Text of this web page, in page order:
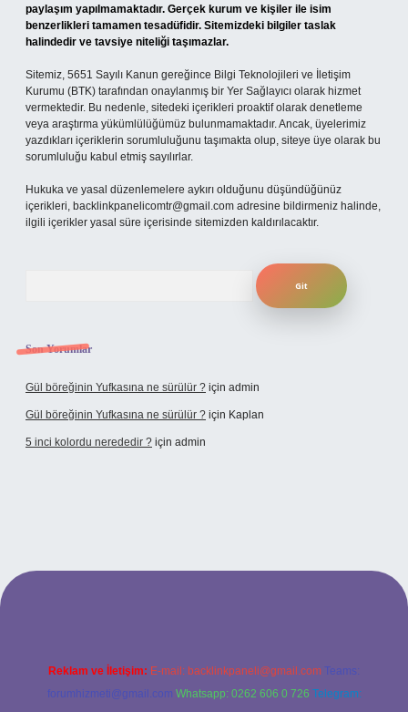
paylaşım yapılmamaktadır. Gerçek kurum ve kişiler ile isim
benzerlikleri tamamen tesadüfidir. Sitemizdeki bilgiler taslak
halindedir ve tavsiye niteliği taşımazlar.
Sitemiz, 5651 Sayılı Kanun gereğince Bilgi Teknolojileri ve İletişim
Kurumu (BTK) tarafından onaylanmış bir Yer Sağlayıcı olarak hizmet
vermektedir. Bu nedenle, sitedeki içerikleri proaktif olarak denetleme
veya araştırma yükümlülüğümüz bulunmamaktadır. Ancak, üyelerimiz
yazdıkları içeriklerin sorumluluğunu taşımakta olup, siteye üye olarak bu
sorumluluğu kabul etmiş sayılırlar.
Hukuka ve yasal düzenlemelere aykırı olduğunu düşündüğünüz
içerikleri, backlinkpanelicomtr@gmail.com adresine bildirmeniz halinde,
ilgili içerikler yasal süre içerisinde sitemizden kaldırılacaktır.
Son Yorumlar
Gül böreğinin Yufkasına ne sürülür ? için admin
Gül böreğinin Yufkasına ne sürülür ? için Kaplan
5 inci kolordu nerededir ? için admin
Reklam ve İletişim: E-mail: backlinkpaneli@gmail.com Teams:
forumhizmeti@gmail.com Whatsapp: 0262 606 0 726 Telegram: